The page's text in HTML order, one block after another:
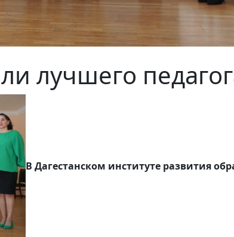
лучшего
В Дагестанском институте развития